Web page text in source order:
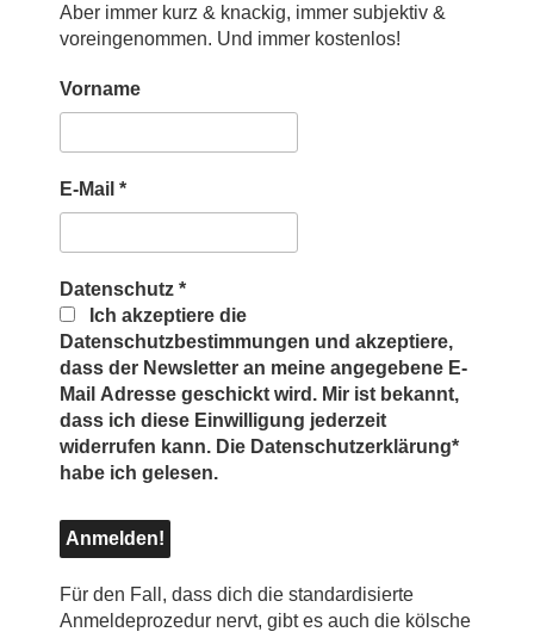
Aber immer kurz & knackig, immer subjektiv &
voreingenommen. Und immer kostenlos!
Vorname
E-Mail *
Datenschutz *
Ich akzeptiere die
Datenschutzbestimmungen und akzeptiere,
dass der Newsletter an meine angegebene E-
Mail Adresse geschickt wird. Mir ist bekannt,
dass ich diese Einwilligung jederzeit
widerrufen kann. Die Datenschutzerklärung*
habe ich gelesen.
Für den Fall, dass dich die standardisierte
Anmeldeprozedur nervt, gibt es auch die kölsche